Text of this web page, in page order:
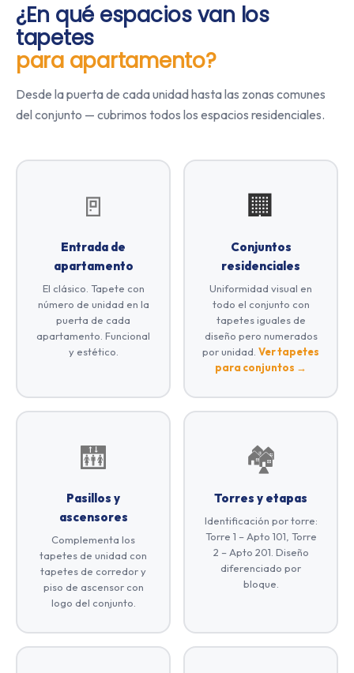
¿En qué espacios van los
tapetes
para apartamento?
Desde la puerta de cada unidad hasta las zonas comunes
del conjunto — cubrimos todos los espacios residenciales.
🚪
Entrada de
apartamento
El clásico. Tapete con
número de unidad en la
puerta de cada
apartamento. Funcional
y estético.
🏢
Conjuntos
residenciales
Uniformidad visual en
todo el conjunto con
tapetes iguales de
diseño pero numerados
por unidad. Ver tapetes
para conjuntos →
🛗
Pasillos y
ascensores
Complementa los
tapetes de unidad con
tapetes de corredor y
piso de ascensor con
logo del conjunto.
🏘️
Torres y etapas
Identificación por torre:
Torre 1 – Apto 101, Torre
2 – Apto 201. Diseño
diferenciado por
bloque.